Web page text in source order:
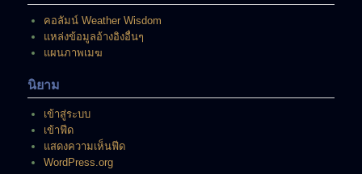
คอลัมน์ Weather Wisdom
แหล่งข้อมูลอ้างอิงอื่นๆ
แผนภาพเมฆ
นิยาม
เข้าสู่ระบบ
เข้าฟีด
แสดงความเห็นฟีด
WordPress.org